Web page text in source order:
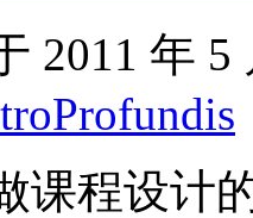
2011 年 5
课程设计